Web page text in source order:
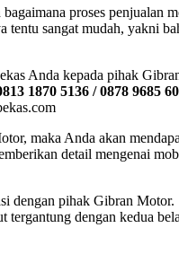
proses penjualan
tentu sangat mudah, yakni
Anda kepada pihak
1870 5136 / 0878 9685
maka Anda akan
detail mengenai
dengan pihak Gibran Motor.
tergantung dengan kedua